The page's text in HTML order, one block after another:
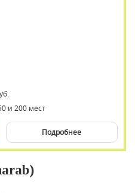
и 200 мест
Подробнее